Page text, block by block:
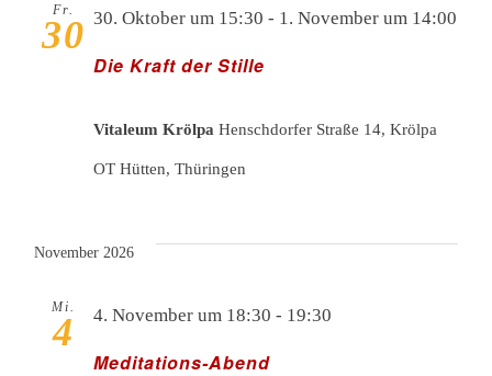
Fr.
30
Die Kraft der Stille
30. Oktober um 15:30 - 1. November um 14:00
Vitaleum KrölpaHenschdorfer Straße 14, Krölpa
OT Hütten, Thüringen
November 2026
Mi.
4
Meditations-Abend
4. November um 18:30 - 19:30